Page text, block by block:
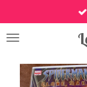
direct
naar
hoofdinhoud